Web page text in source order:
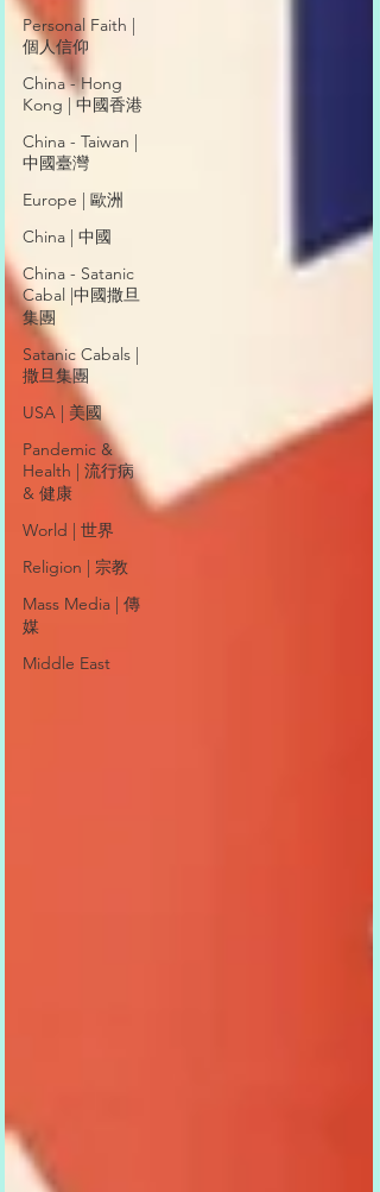
Personal Faith |
個人信仰
China - Hong
Kong | 中國香港
China - Taiwan |
中國臺灣
Europe | 歐洲
China | 中國
China - Satanic
Cabal |中國撒旦
集團
Satanic Cabals |
撒旦集團
USA | 美國
Pandemic &
Health | 流行病
& 健康
World | 世界
Religion | 宗教
Mass Media | 傳
媒
Middle East